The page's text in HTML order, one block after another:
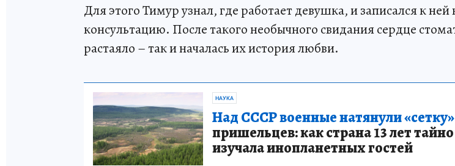
Для этого Тимур узнал, где работает девушка, и записался к ней
консультацию. После такого необычного свидания сердце
растаяло – так и началась их история любви.
НАУКА
Над СССР военные натянули «сетку»
пришельцев: как страна 13 лет
изучала инопланетных гостей